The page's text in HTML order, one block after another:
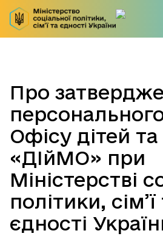
Про
Офісу дітей
«ДІйМО» при
Міністерстві
політики, сім’ї
єдності